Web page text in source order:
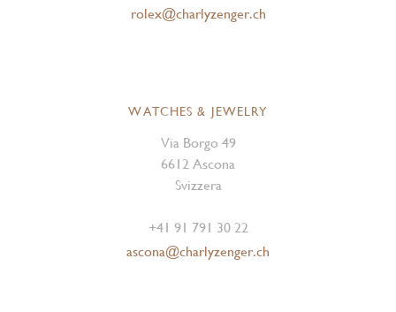
rolex@charlyzenger.ch
WATCHES & JEWELRY
Via Borgo 49
6612 Ascona
Svizzera
+41 91 791 30 22
ascona@charlyzenger.ch